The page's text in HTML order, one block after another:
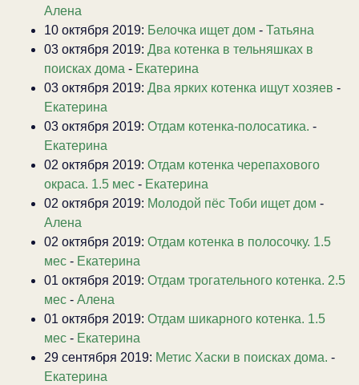
Алена
10 октября 2019: Белочка ищет дом - Татьяна
03 октября 2019: Два котенка в тельняшках в
поисках дома - Екатерина
03 октября 2019: Два ярких котенка ищут хозяев -
Екатерина
03 октября 2019: Отдам котенка-полосатика. -
Екатерина
02 октября 2019: Отдам котенка черепахового
окраса. 1.5 мес - Екатерина
02 октября 2019: Молодой пёс Тоби ищет дом -
Алена
02 октября 2019: Отдам котенка в полосочку. 1.5
мес - Екатерина
01 октября 2019: Отдам трогательного котенка. 2.5
мес - Алена
01 октября 2019: Отдам шикарного котенка. 1.5
мес - Екатерина
29 сентября 2019: Метис Хаски в поисках дома. -
Екатерина